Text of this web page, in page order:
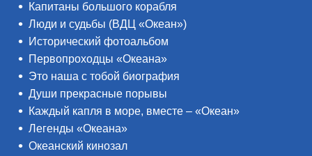
Капитаны большого корабля
Люди и судьбы (ВДЦ «Океан»)
Исторический фотоальбом
Первопроходцы «Океана»
Это наша с тобой биография
Души прекрасные порывы
Каждый капля в море, вместе – «Океан»
Легенды «Океана»
Океанский кинозал